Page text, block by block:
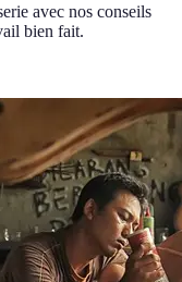
avec nos conseils
bien fait.